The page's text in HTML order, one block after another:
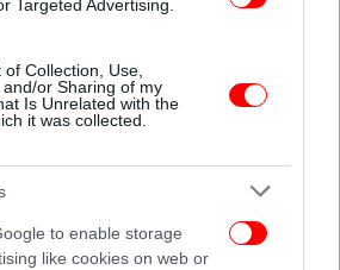
Targeted Advertising.
Collection, Use,
or Sharing of my
Is Unrelated with the
it was collected.
to enable storage
like cookies on web or
πρόεδρος, ο Κασσελάκης
με την απόφαση της